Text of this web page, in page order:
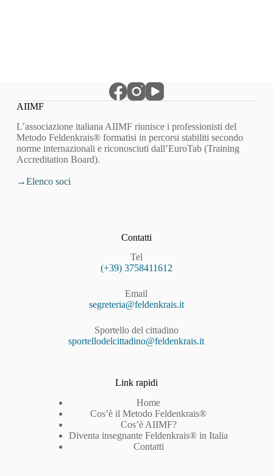
AIIMF
L’associazione italiana AIIMF riunisce i professionisti del
Metodo Feldenkrais® formatisi in percorsi stabiliti secondo
norme internazionali e riconosciuti dall’EuroTab (Training
Accreditation Board).
Elenco soci
Contatti
Tel
(+39) 3758411612
Email
segreteria@feldenkrais.it
Sportello del cittadino
sportellodelcittadino@feldenkrais.it
Link rapidi
Home
Cos’è il Metodo Feldenkrais®
Cos’è AIIMF?
Diventa insegnante Feldenkrais® in Italia
Contatti